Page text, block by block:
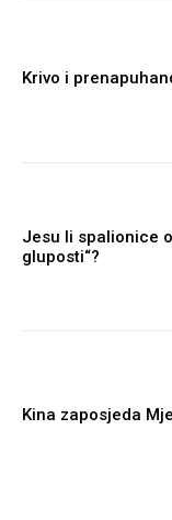
Krivo i
Jesu li spalionice
gluposti“?
Kina zaposjeda